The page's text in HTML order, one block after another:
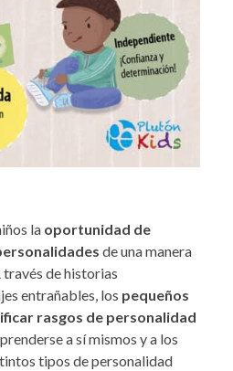
la oportunidad de
de una manera
de historias
entrañables, los pequeños
rasgos de personalidad
a sí mismos y a los
tipos de personalidad